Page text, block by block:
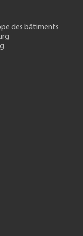
des bâtiments